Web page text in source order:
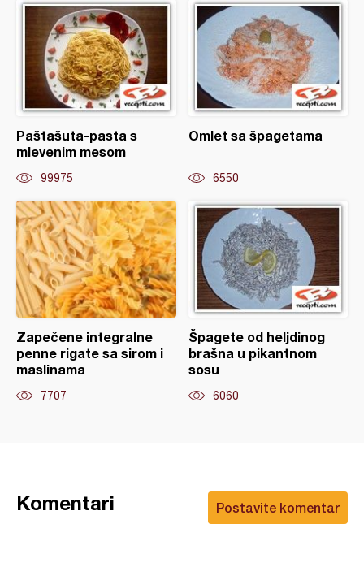
Paštašuta-pasta s
mlevenim mesom
99975
Omlet sa špagetama
6550
Zapečene integralne
penne rigate sa sirom i
maslinama
7707
Špagete od heljdinog
brašna u pikantnom
sosu
6060
Postavite komentar
Komentari